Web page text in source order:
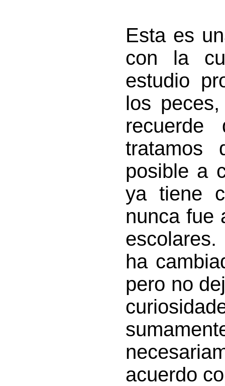
Esta es
con la
estudio
los
recuerde
tratamos
posible a
ya tiene
nunca fue
ha
pero no
acuerdo